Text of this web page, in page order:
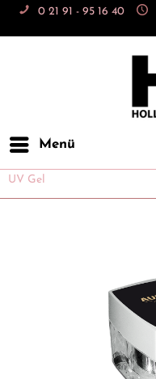
0 21 91 - 95 16 40
Menü
UV Gel